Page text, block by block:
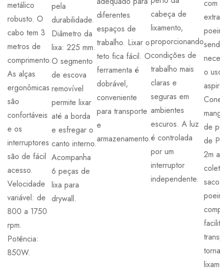
metálico
robusto. O
cabo tem 3
metros de
comprimento.
As alças
ergonômicas
são
confortáveis
e os
interruptores
são de fácil
acesso.
Velocidade
variável: de
800 a 1750
rpm.
Potência:
850W.
pela
durabilidade.
Diâmetro da
lixa: 225 mm.
O segmento
de escova
removível
permite lixar
até a borda
e esfregar o
canto interno.
Acompanha
6 peças de
lixa para
drywall.
diferentes
espaços de
trabalho. Lixar o
teto fica fácil. O
ferramenta é
dobrável,
conveniente
para transporte
e
armazenamento.
cabeça de
lixamento,
proporcionando
condições de
trabalho mais
claras e
seguras em
ambientes
escuros. A luz
é controlada
por um
interruptor
independente.
com
o
de
de
2m